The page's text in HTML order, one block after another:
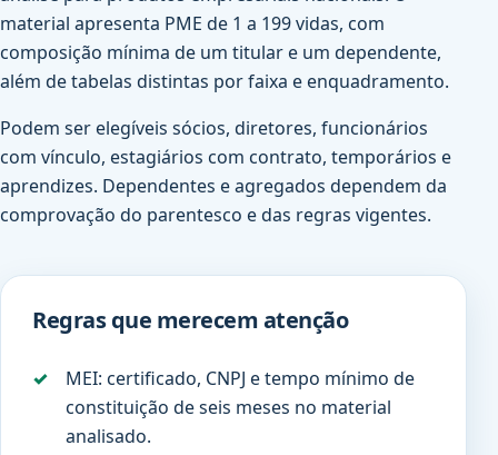
material apresenta PME de 1 a 199 vidas, com
composição mínima de um titular e um dependente,
além de tabelas distintas por faixa e enquadramento.
Podem ser elegíveis sócios, diretores, funcionários
com vínculo, estagiários com contrato, temporários e
aprendizes. Dependentes e agregados dependem da
comprovação do parentesco e das regras vigentes.
Regras que merecem atenção
MEI: certificado, CNPJ e tempo mínimo de
constituição de seis meses no material
analisado.